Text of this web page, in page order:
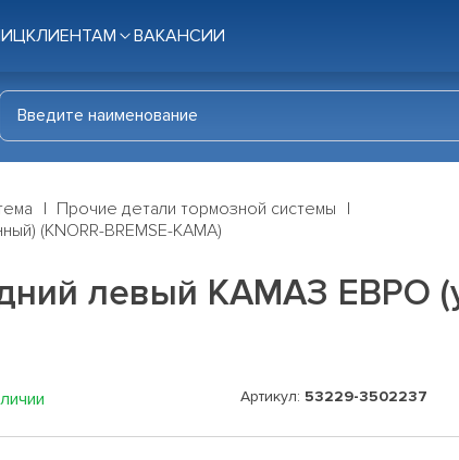
КЛИЕНТАМ ВАКАНСИИ
Прочие детали тормозной системы
(KNORR-BREMSE-КАМА)
левый КАМАЗ ЕВРО
Артикул: 53229-3502237